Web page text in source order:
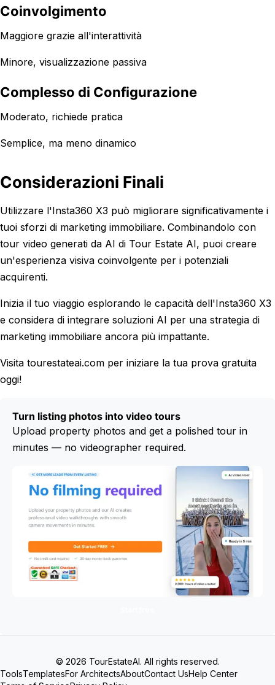
Coinvolgimento
Maggiore grazie all'interattività
Minore, visualizzazione passiva
Complesso di Configurazione
Moderato, richiede pratica
Semplice, ma meno dinamico
Considerazioni Finali
Utilizzare l'Insta360 X3 può migliorare significativamente i
tuoi sforzi di marketing immobiliare. Combinandolo con
tour video generati da AI di Tour Estate AI, puoi creare
un'esperienza visiva coinvolgente per i potenziali
acquirenti.
Inizia il tuo viaggio esplorando le capacità dell'Insta360 X3
e considera di integrare soluzioni AI per una strategia di
marketing immobiliare ancora più impattante.
Visita tourestateai.com per iniziare la tua prova gratuita
oggi!
Turn listing photos into video tours
Upload property photos and get a polished tour in
minutes — no videographer required.
© 2026 TourEstateAI. All rights reserved.
ToolsTemplatesFor ArchitectsAboutContact UsHelp Center